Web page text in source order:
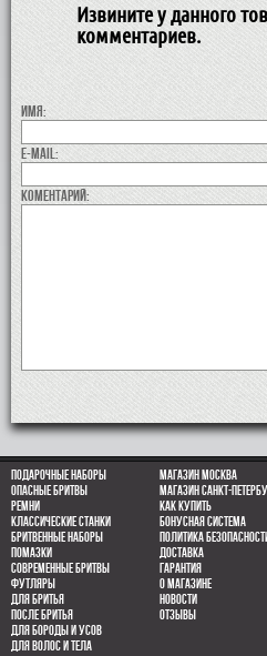
Извините у данного
комментариев.
Имя:
E-MAIL:
коментарий:
Подарочные наборы
Опасные бритвы
Ремни
Классические станки
Бритвенные наборы
Помазки
Современные бритвы
Футляры
Для бритья
После бритья
Для бороды и усов
для волос и тела
Магазин Москва
Магазин Санкт-
Как купить
Бонусная система
Политика
Доставка
Гарантия
О магазине
Новости
Отзывы